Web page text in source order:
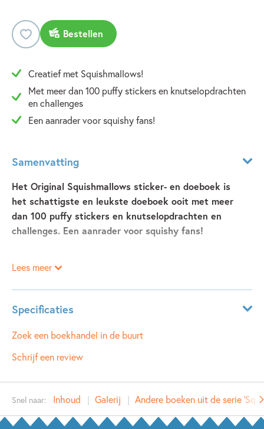
Bestellen
Creatief met Squishmallows!
Met meer dan 100 puffy stickers en knutselopdrachten
en challenges
Een aanrader voor squishy fans!
Samenvatting
Het Original Squishmallows sticker- en doeboek is
het schattigste en leukste doeboek ooit met meer
dan 100 puffy stickers en knutselopdrachten en
challenges. Een aanrader voor squishy fans!
In het Original Squishmallows sticker- en doeboek vind je
knutselopdrachten. Voor echte Squishmallows fans!
zoals kleuropdrachten, woordzoekers, doolhoven en nog
veel meer. Maak je eigen fotolijstjes, ansichtkaarten,
deurhangers, boekenleggersen en selfieversiersels: met dit
leuke stickeren doeboek maak jij de wereld nog schattiger!
Creatief met Squishmallows!
Lees meer
Specificaties
Leeftijdsindicatie: 5 - 10 jaar
ISBN:
9789493354715
Type: Paperback
Auteur(s):
Prijs: 6,99
Zoek een boekhandel in de buurt
Schrijf een review
Snel naar: Inhoud Galerij Andere boeken uit de serie